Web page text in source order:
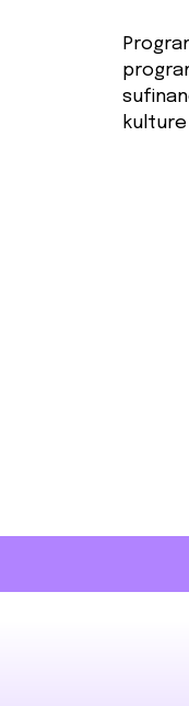
kulture